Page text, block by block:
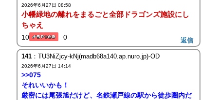
2026年6月27日 08:58
小幡緑地の離れをまるごと全部ドラゴンズ施設にし
ちゃえ
10 0 返信
141：TU3NiZjcy-kNj(madb68a140.ap.nuro.jp)-OD
2026年6月27日 14:14
>>075
それいいかも！
厳密には尾張旭だけど、名鉄瀬戸線の駅から徒歩圏内だ